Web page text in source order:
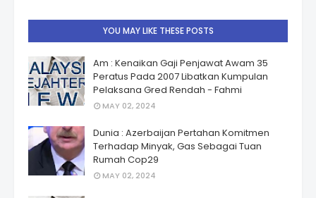
YOU MAY LIKE THESE POSTS
Am : Kenaikan Gaji Penjawat Awam 35
Peratus Pada 2007 Libatkan Kumpulan
Pelaksana Gred Rendah - Fahmi
MAY 02, 2024
Dunia : Azerbaijan Pertahan Komitmen
Terhadap Minyak, Gas Sebagai Tuan
Rumah Cop29
MAY 02, 2024